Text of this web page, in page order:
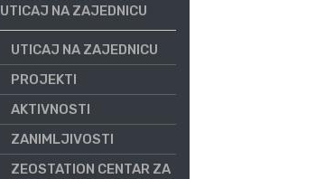
UTICAJ NA ZAJEDNICU
UTICAJ NA ZAJEDNICU
PROJEKTI
AKTIVNOSTI
ZANIMLJIVOSTI
ZEOSTATION CENTAR ZA